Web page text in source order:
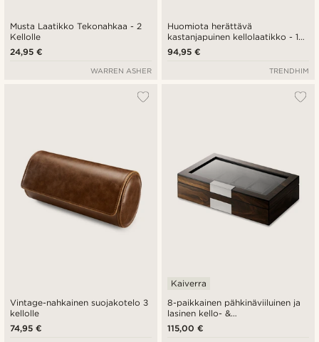
Musta Laatikko Tekonahkaa - 2
Kellolle
24,95 €
WARREN ASHER
Huomiota herättävä
kastanjapuinen kellolaatikko - 18
kellolle
94,95 €
TRENDHIM
Vintage-nahkainen suojakotelo 3
kellolle
74,95 €
8-paikkainen pähkinäviiluinen ja
lasinen kello- &
kalvosinnappilaatikko
Kaiverra
115,00 €